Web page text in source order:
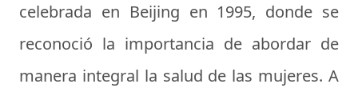
celebrada en Beijing en 1995, donde se
reconoció la importancia de abordar de
manera integral la salud de las mujeres. A